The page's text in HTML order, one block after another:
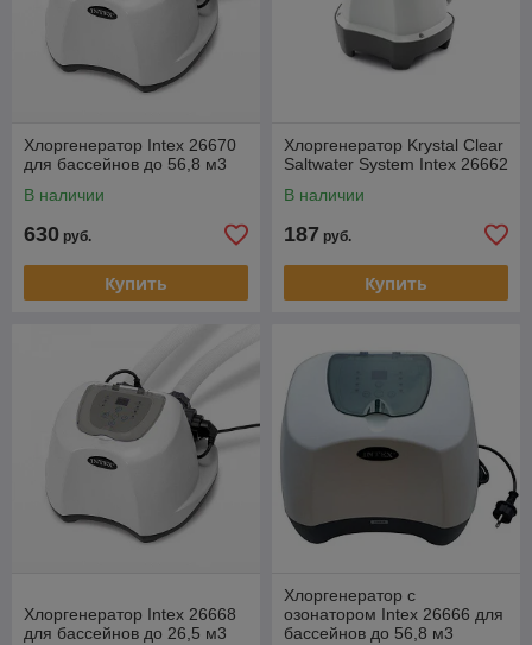
Хлоргенератор Intex 26670
для бассейнов до 56,8 м3
В наличии
630 руб.
Купить
Хлоргенератор Krystal Clear
Saltwater System Intex 26662
В наличии
187 руб.
Купить
Хлоргенератор Intex 26668
для бассейнов до 26,5 м3
Хлоргенератор с
озонатором Intex 26666 для
бассейнов до 56,8 м3